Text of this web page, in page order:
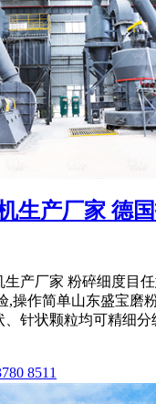
生产厂家 德
生产厂家 粉碎细度目
,操作简单山东盛宝磨
、针状颗粒均可精细分
8511